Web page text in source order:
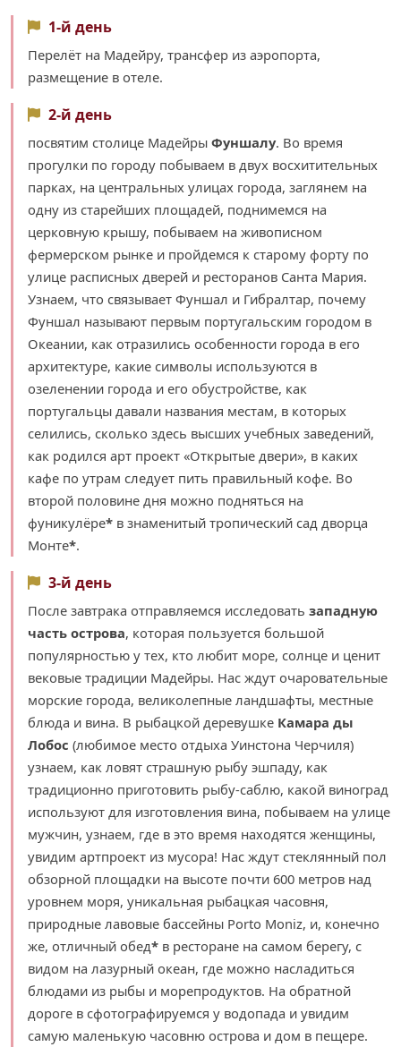
1-й день
Перелёт на Мадейру, трансфер из аэропорта,
размещение в отеле.
2-й день
посвятим столице Мадейры Фуншалу. Во время
прогулки по городу побываем в двух восхитительных
парках, на центральных улицах города, заглянем на
одну из старейших площадей, поднимемся на
церковную крышу, побываем на живописном
фермерском рынке и пройдемся к старому форту по
улице расписных дверей и ресторанов Санта Мария.
Узнаем, что связывает Фуншал и Гибралтар, почему
Фуншал называют первым португальским городом в
Океании, как отразились особенности города в его
архитектуре, какие символы используются в
озеленении города и его обустройстве, как
португальцы давали названия местам, в которых
селились, сколько здесь высших учебных заведений,
как родился арт проект «Открытые двери», в каких
кафе по утрам следует пить правильный кофе. Во
второй половине дня можно подняться на
фуникулёре* в знаменитый тропический сад дворца
Монте*.
3-й день
После завтрака отправляемся исследовать западную
часть острова, которая пользуется большой
популярностью у тех, кто любит море, солнце и ценит
вековые традиции Мадейры. Нас ждут очаровательные
морские города, великолепные ландшафты, местные
блюда и вина. В рыбацкой деревушке Камара ды
Лобос (любимое место отдыха Уинстона Черчиля)
узнаем, как ловят страшную рыбу эшпаду, как
традиционно приготовить рыбу-саблю, какой виноград
используют для изготовления вина, побываем на улице
мужчин, узнаем, где в это время находятся женщины,
увидим артпроект из мусора! Нас ждут стеклянный пол
обзорной площадки на высоте почти 600 метров над
уровнем моря, уникальная рыбацкая часовня,
природные лавовые бассейны Porto Moniz, и, конечно
же, отличный обед* в ресторане на самом берегу, с
видом на лазурный океан, где можно насладиться
блюдами из рыбы и морепродуктов. На обратной
дороге в сфотографируемся у водопада и увидим
самую маленькую часовню острова и дом в пещере.